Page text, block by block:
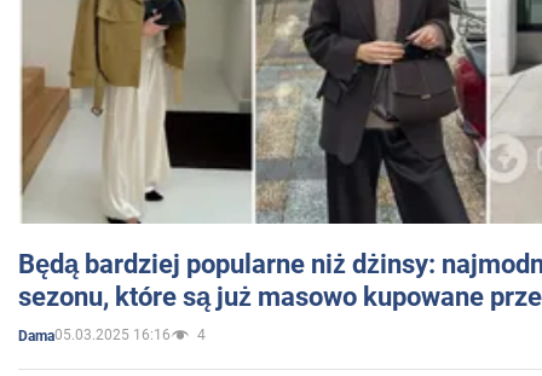
Będą bardziej popularne niż dżinsy:
sezonu, które są już masowo kupowane
Dama05.03.2025 16:16 4